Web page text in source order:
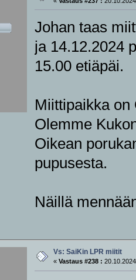
Johan taas
ja 14.12.2024
15.00 etiäpäi.
Miittipaikka on
Olemme
Oikean
pupusesta.
Näillä
Vs: SaiKin LPR miitit
« Vastaus #238 :